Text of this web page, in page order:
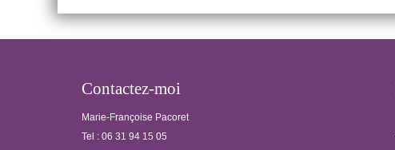
Contactez-moi
Marie-Françoise Pacoret
Tel : 06 31 94 15 05